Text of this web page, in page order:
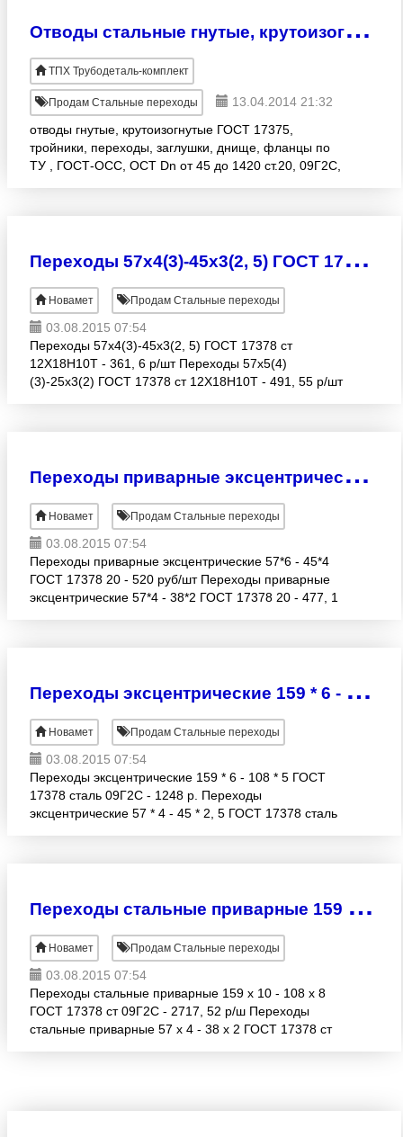
О
тводы стальные гнутые, крутоизогнутые ГОСТ 17375 – наличие!!!Доставка по России!
ТПХ Трубодеталь-комплект
Продам Стальные переходы
13.04.2014 21:32
отводы гнутые, крутоизогнутые ГОСТ 17375,
тройники, переходы, заглушки, днище, фланцы по
ТУ , ГОСТ-ОСС, ОСТ Dn от 45 до 1420 ст.20, 09Г2С,
П
ереходы 57x4(3)-45x3(2, 5) ГОСТ 17378 ст 12Х18Н10Т - 361, 6 р/шт
Новамет Продам Стальные переходы
03.08.2015 07:54
Переходы 57x4(3)-45x3(2, 5) ГОСТ 17378 ст
12Х18Н10Т - 361, 6 р/шт Переходы 57x5(4)
(3)-25x3(2) ГОСТ 17378 ст 12Х18Н10Т - 491, 55 р/шт
П
ереходы приварные эксцентрические 57*6 - 45*4 ГОСТ 17378 20 - 520 руб/шт
Новамет Продам Стальные переходы
03.08.2015 07:54
Переходы приварные эксцентрические 57*6 - 45*4
ГОСТ 17378 20 - 520 руб/шт Переходы приварные
эксцентрические 57*4 - 38*2 ГОСТ 17378 20 - 477, 1
П
ереходы эксцентрические 159 * 6 - 108 * 5 ГОСТ 17378 сталь 09Г2С - 1248 р.
Новамет Продам Стальные переходы
03.08.2015 07:54
Переходы эксцентрические 159 * 6 - 108 * 5 ГОСТ
17378 сталь 09Г2С - 1248 р. Переходы
эксцентрические 57 * 4 - 45 * 2, 5 ГОСТ 17378 сталь
П
ереходы стальные приварные 159 х 10 - 108 х 8 ГОСТ 17378 ст 09Г2С - 2717, 52 р/ш
Новамет Продам Стальные переходы
03.08.2015 07:54
Переходы стальные приварные 159 х 10 - 108 х 8
ГОСТ 17378 ст 09Г2С - 2717, 52 р/ш Переходы
стальные приварные 57 х 4 - 38 х 2 ГОСТ 17378 ст